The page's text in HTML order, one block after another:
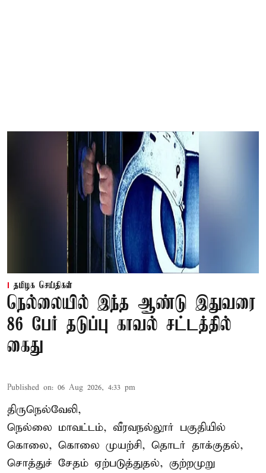
தமிழக செய்திகள்
நெல்லையில் இந்த ஆண்டு இதுவரை
86 பேர் தடுப்பு காவல் சட்டத்தில்
கைது
Published on: 06 Aug 2026, 4:33 pm
திருநெல்வேலி,
நெல்லை மாவட்டம், வீரவநல்லூர் பகுதியில்
கொலை, கொலை முயற்சி, தொடர் தாக்குதல்,
சொத்துச் சேதம் ஏற்படுத்துதல், குற்றமுறு